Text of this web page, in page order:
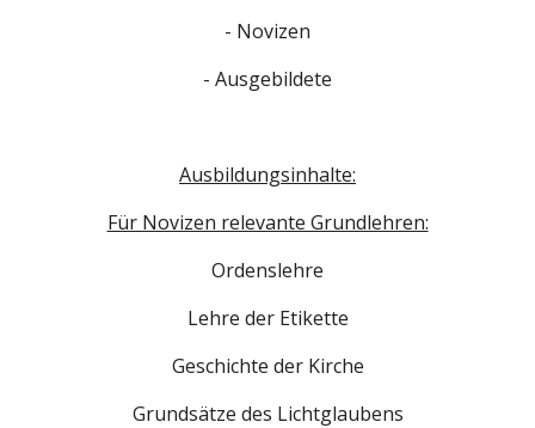
- Novizen
- Ausgebildete
Ausbildungsinhalte:
Für Novizen relevante Grundlehren:
Ordenslehre
Lehre der Etikette
Geschichte der Kirche
Grundsätze des Lichtglaubens